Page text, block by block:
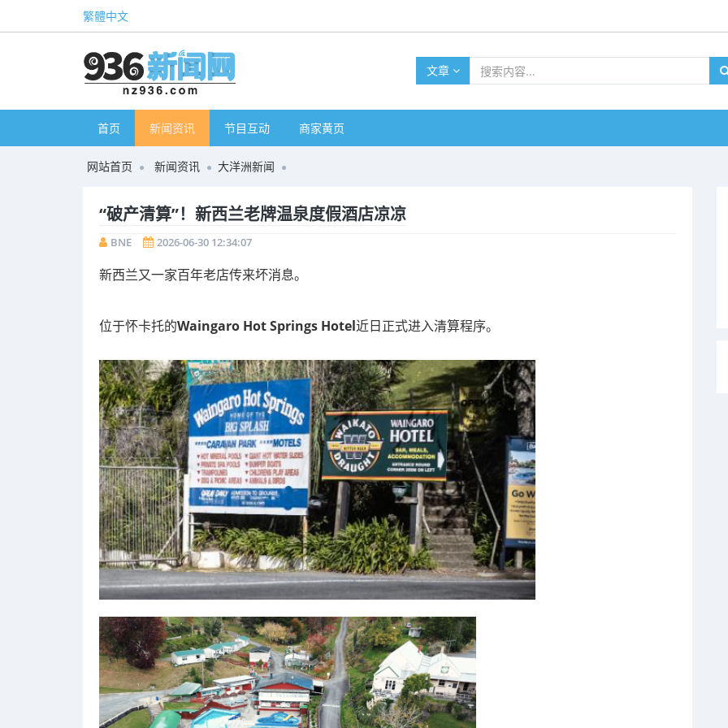
繁體中文
文章
首页 新闻资讯 节目互动 商家黄页
网站首页 新闻资讯 大洋洲新闻
“破产清算”！新西兰老牌温泉度假酒店凉凉
BNE 2026-06-30 12:34:07
新西兰又一家百年老店传来坏消息。
位于怀卡托的Waingaro Hot Springs Hotel近日正式进入清算程序。